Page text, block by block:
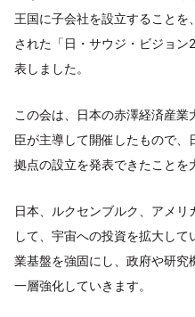
王国に子会社を設立すること
された「日・サウジ・ビジョ
表しました。
この会は、日本の赤澤経済産
臣が主導して開催したもので
拠点の設立を発表できたことを
日本、ルクセンブルク、アメ
して、宇宙への投資を拡大し
業基盤を強固にし、政府や研究
一層強化していきます。